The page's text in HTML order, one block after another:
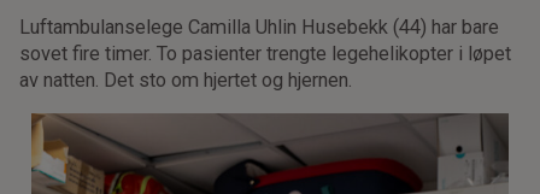
Luftambulanselege Camilla Uhlin Husebekk (44) har bare
sovet fire timer. To pasienter trengte legehelikopter i løpet
av natten. Det sto om hjertet og hjernen.